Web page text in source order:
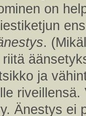
on
.
ja
Änestys ei